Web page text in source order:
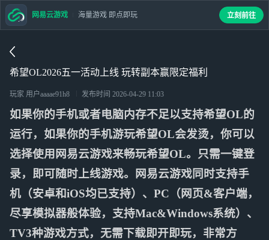
希望OL2026五一活动上线 玩转副本赢限定福利
玩家 用户aaaae91h8 发布时间 2026-04-29 11:03
如果你的手机或者电脑内存不足以支持希望OL的
运行，如果你的手机游玩希望OL会发烫，你可以
选择使用网易云游戏来畅玩希望OL。只需一键登
录，即可随时上线游戏。网易云游戏同时支持手
机（安卓和iOS均已支持）、PC（网页&客户端，
尽享模拟器般体验，支持Mac&Windows系统）、
TV3种游戏方式，无需下载即开即玩，非常方
网易云游戏 海量游戏 即点即玩 立刻前往